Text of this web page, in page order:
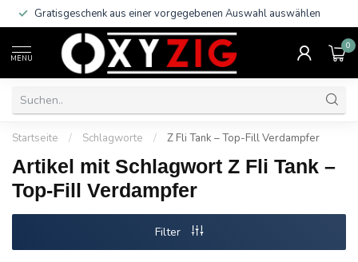
Gratisgeschenk aus einer vorgegebenen Auswahl auswählen
MENU
0
Startseite / Schlagworte / Z Fli Tank – Top-Fill Verdampfer
Artikel mit Schlagwort Z Fli Tank –
Top-Fill Verdampfer
Filter